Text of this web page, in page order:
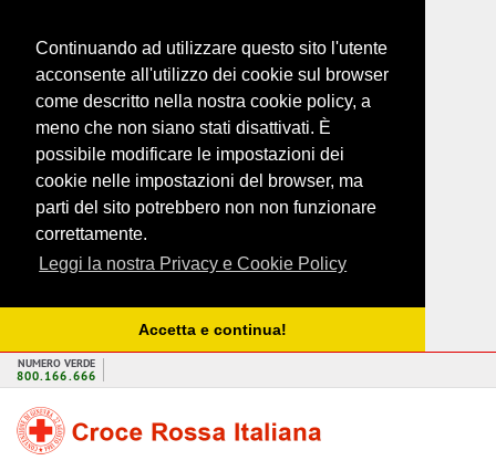
Continuando ad utilizzare questo sito l'utente
acconsente all'utilizzo dei cookie sul browser
come descritto nella nostra cookie policy, a
meno che non siano stati disattivati. È
possibile modificare le impostazioni dei
cookie nelle impostazioni del browser, ma
parti del sito potrebbero non non funzionare
correttamente.
Leggi la nostra Privacy e Cookie Policy
Accetta e continua!
NUMERO VERDE
800.166.666